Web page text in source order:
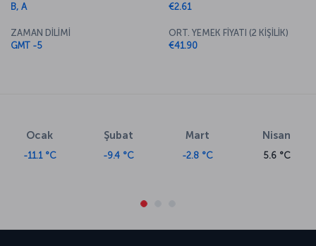
B, A
ZAMAN DİLİMİ
GMT -5
€2.61
ORT. YEMEK FİYATI (2 KİŞİLİK)
€41.90
Ocak
-11.1 °C
Şubat
-9.4 °C
Mart
-2.8 °C
Nisan
5.6 °C